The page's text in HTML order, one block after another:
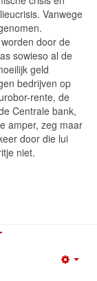
Vanwege
door de
sowieso al de
geld
bedrijven op
rente, de
Centrale bank,
amper, zeg maar
door die lui
niet.